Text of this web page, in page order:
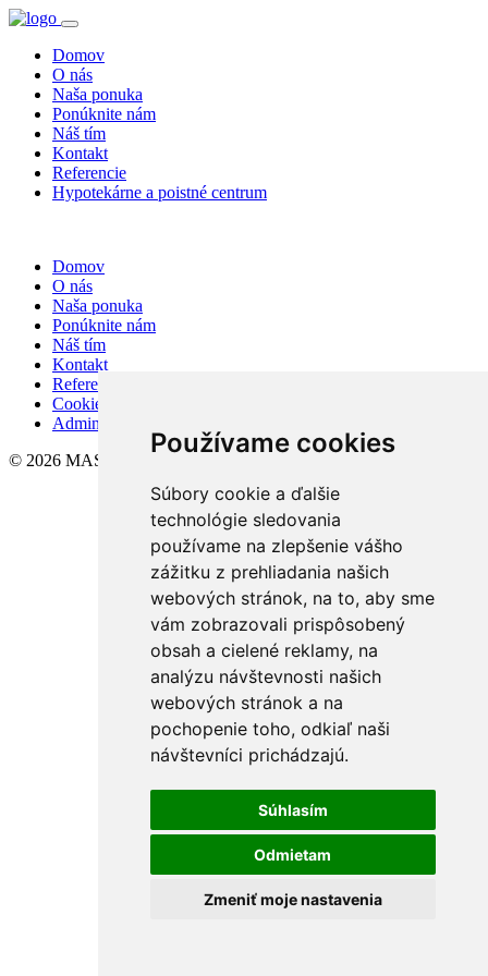
Používame cookies
Súbory cookie a ďalšie
technológie sledovania
používame na zlepšenie vášho
zážitku z prehliadania našich
webových stránok, na to, aby sme
vám zobrazovali prispôsobený
obsah a cielené reklamy, na
analýzu návštevnosti našich
webových stránok a na
pochopenie toho, odkiaľ naši
návštevníci prichádzajú.
Súhlasím
Odmietam
Zmeniť moje nastavenia
Domov
O nás
Naša ponuka
Ponúknite nám
Náš tím
Kontakt
Referencie
Hypotekárne a poistné centrum
Domov
O nás
Naša ponuka
Ponúknite nám
Náš tím
Kontakt
Referencie
Cookies
Admin
© 2026 MASTER Finance, s.r.o.